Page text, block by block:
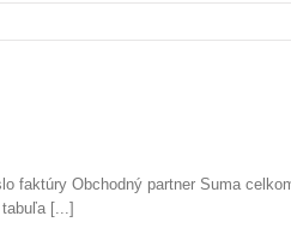
Obchodný partner Suma
[...]